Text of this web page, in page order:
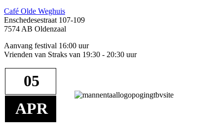
Café Olde Weghuis
Enschedesestraat 107-109
7574 AB Oldenzaal
Aanvang festival 16:00 uur
Vrienden van Straks van 19:30 - 20:30 uur
05
APR